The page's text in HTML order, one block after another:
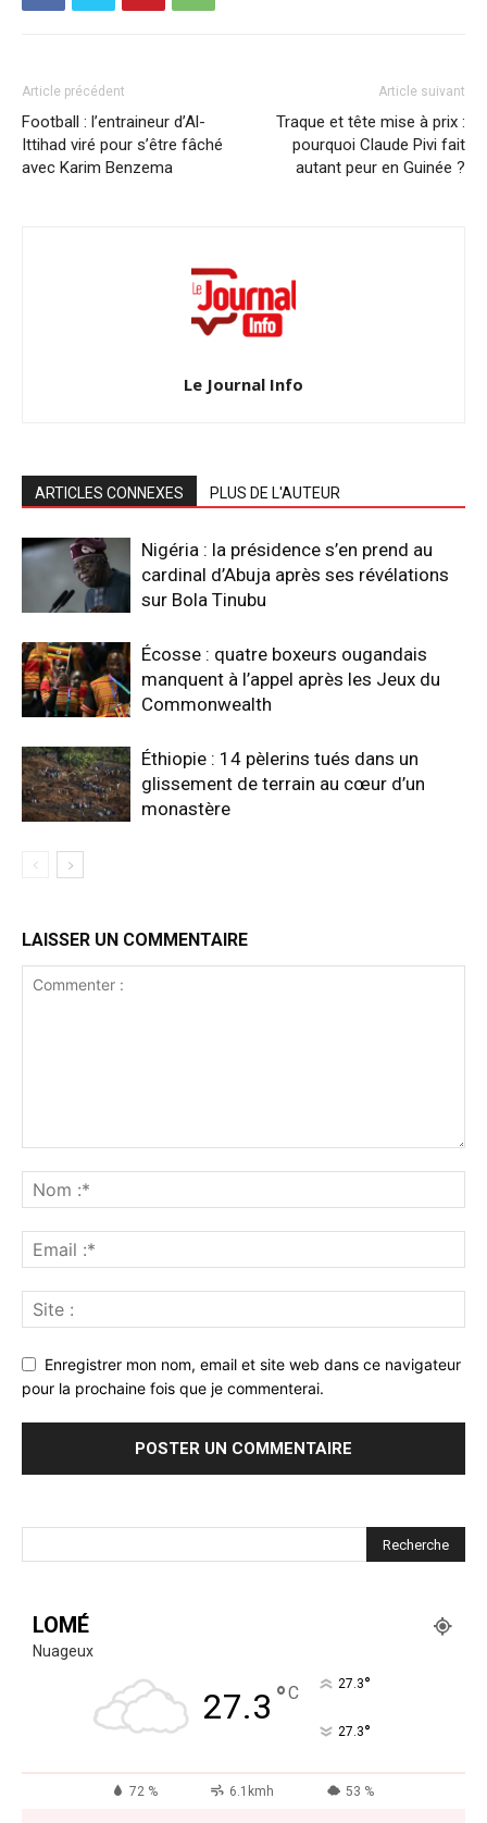
Article précédent
Football : l’entraineur d’Al-
Ittihad viré pour s’être fâché
avec Karim Benzema
Article suivant
Traque et tête mise à prix :
pourquoi Claude Pivi fait
autant peur en Guinée ?
Le Journal Info
ARTICLES CONNEXES PLUS DE L'AUTEUR
Nigéria : la présidence s’en prend au
cardinal d’Abuja après ses révélations
sur Bola Tinubu
Écosse : quatre boxeurs ougandais
manquent à l’appel après les Jeux du
Commonwealth
Éthiopie : 14 pèlerins tués dans un
glissement de terrain au cœur d’un
monastère
LAISSER UN COMMENTAIRE
Enregistrer mon nom, email et site web dans ce navigateur
pour la prochaine fois que je commenterai.
LOMÉ
Nuageux
27.3 °C 27.3°
27.3°
72 % 6.1kmh 53 %